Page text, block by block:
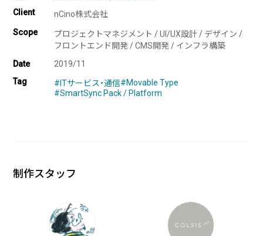
企業様に合わせたCMS Platformを提供することでビジネスを加
技術ブログ
承認ボタンを押しただけ！ Cursor がやっ
てくれた1時間の業務記録
Client
nCino株式会社
Scope
プロジェクトマネジメント / UI/UX設計 / デザイン /
フロントエンド開発 / CMS開発 / インフラ構築
Date
2019/11
Tag
#ITサービス・通信#Movable Type
#SmartSync Pack / Platform
制作スタッフ